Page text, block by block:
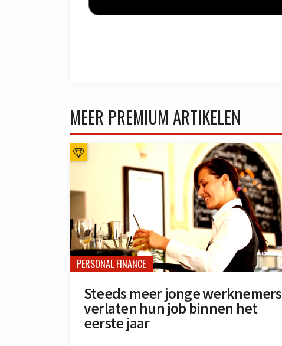
MEER PREMIUM ARTIKELEN
PERSONAL FINANCE
Steeds meer jonge werknemers
verlaten hun job binnen het
eerste jaar